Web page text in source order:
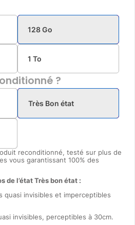
128 Go
1 To
?
Très Bon état
reconditionné, testé sur plus de
vous garantissant 100% des
de l’état Très bon état :
quasi invisibles et imperceptibles
invisibles, perceptibles à 30cm.